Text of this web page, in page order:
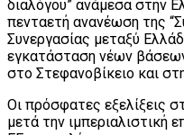
διαλόγου” ανάμεσα στην
πενταετή ανανέωση της
Συνεργασίας μεταξύ
εγκατάσταση νέων
στο Στεφανοβίκειο και
Οι πρόσφατες εξελίξεις
μετά την